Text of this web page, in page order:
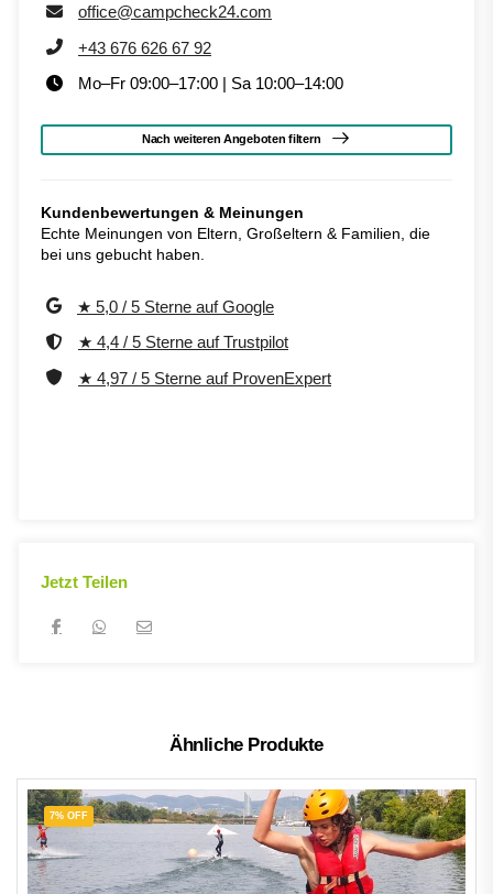
office@campcheck24.com
+43 676 626 67 92
Mo–Fr 09:00–17:00 | Sa 10:00–14:00
Nach weiteren Angeboten filtern
Kundenbewertungen & Meinungen
Echte Meinungen von Eltern, Großeltern & Familien, die
bei uns gebucht haben.
★ 5,0 / 5 Sterne auf Google
★ 4,4 / 5 Sterne auf Trustpilot
★ 4,97 / 5 Sterne auf ProvenExpert
Jetzt Teilen
Ähnliche Produkte
7% OFF